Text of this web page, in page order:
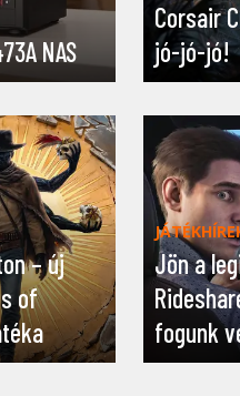
NAS
Corsair
jó-jó-jó!
– új
of
Jön a
fogunk